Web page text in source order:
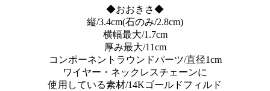
◆おおきさ◆
縦/3.4cm(石のみ/2.8cm)
横幅最大/1.7cm
厚み最大/11cm
コンポーネントラウンドパーツ/直径1cm
ワイヤー・ネックレスチェーンに
使用している素材/14Kゴールドフィルド